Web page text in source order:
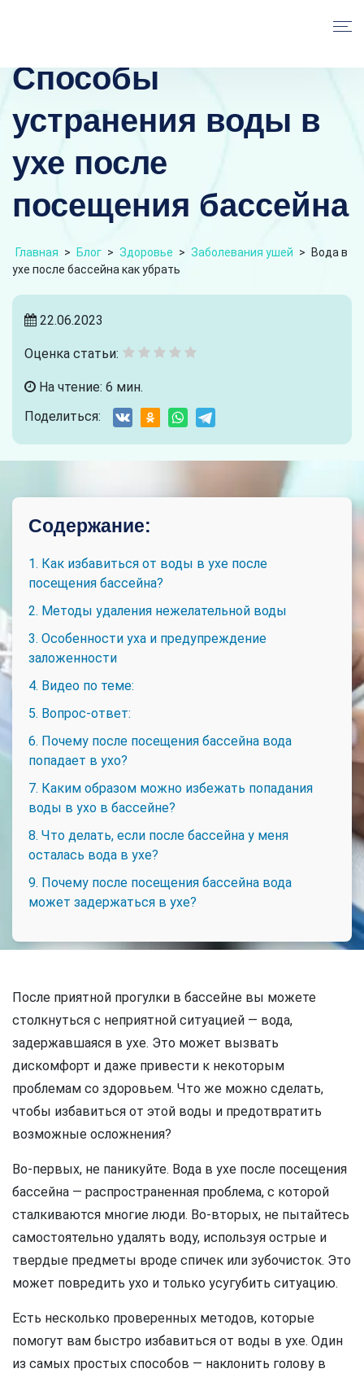
Способы
устранения воды в
ухе после
посещения бассейна
Главная > Блог > Здоровье > Заболевания ушей >
Вода в
ухе после бассейна как убрать
22.06.2023
Оценка статьи:
На чтение: 6 мин.
Поделиться:
Содержание:
1. Как избавиться от воды в ухе после
посещения бассейна?
2. Методы удаления нежелательной воды
3. Особенности уха и предупреждение
заложенности
4. Видео по теме:
5. Вопрос-ответ:
6. Почему после посещения бассейна вода
попадает в ухо?
7. Каким образом можно избежать попадания
воды в ухо в бассейне?
8. Что делать, если после бассейна у меня
осталась вода в ухе?
9. Почему после посещения бассейна вода
может задержаться в ухе?
После приятной прогулки в бассейне вы можете
столкнуться с неприятной ситуацией — вода,
задержавшаяся в ухе. Это может вызвать
дискомфорт и даже привести к некоторым
проблемам со здоровьем. Что же можно сделать,
чтобы избавиться от этой воды и предотвратить
возможные осложнения?
Во-первых, не паникуйте. Вода в ухе после посещения
бассейна — распространенная проблема, с которой
сталкиваются многие люди. Во-вторых, не пытайтесь
самостоятельно удалять воду, используя острые и
твердые предметы вроде спичек или зубочисток. Это
может повредить ухо и только усугубить ситуацию.
Есть несколько проверенных методов, которые
помогут вам быстро избавиться от воды в ухе. Один
из самых простых способов — наклонить голову в